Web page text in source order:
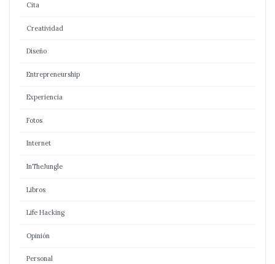
Cita
Creatividad
Diseño
Entrepreneurship
Experiencia
Fotos
Internet
InTheJungle
Libros
Life Hacking
Opinión
Personal